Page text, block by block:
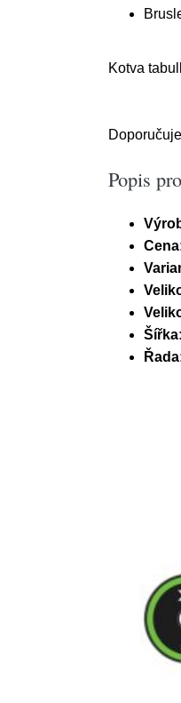
Kotva
Popis
Šířka: